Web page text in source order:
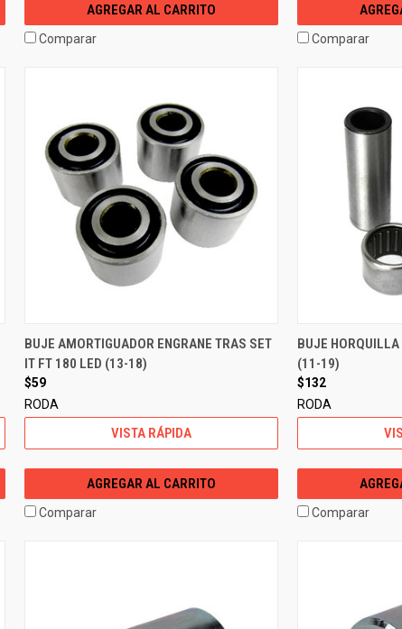
AGREGAR AL CARRITO
Comparar Comparar
BUJE AMORTIGUADOR ENGRANE TRAS SET
IT FT 180 LED (13-18)
$59
RODA
VISTA RÁPIDA
AGREGAR AL CARRITO
Comparar
BUJE
(11-19)
$132
RODA
Comparar